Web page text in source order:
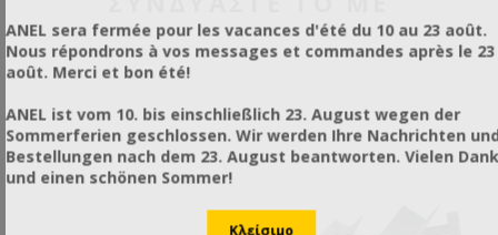
ANEL sera fermée pour les vacances d'été du 10 au 23 août.
Nous répondrons à vos messages et commandes après le 23
août. Merci et bon été!
ANEL ist vom 10. bis einschließlich 23. August wegen der
Sommerferien geschlossen. Wir werden Ihre Nachrichten
Bestellungen nach dem 23. August beantworten. Vielen Dank
und einen schönen Sommer!